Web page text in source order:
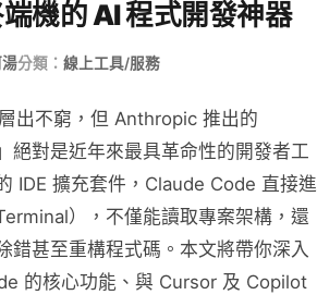
機的 AI 程式開發神器
湯分類： 線上工具/服務
出不窮，但 Anthropic 推出的
絕對是近年來最具革命性的開發者工
IDE 擴充套件，Claude Code 直接進
），不僅能讀取專案架構，還
錯甚至重構程式碼。本文將帶你深入
的核心功能、與 Cursor 及 Copilot